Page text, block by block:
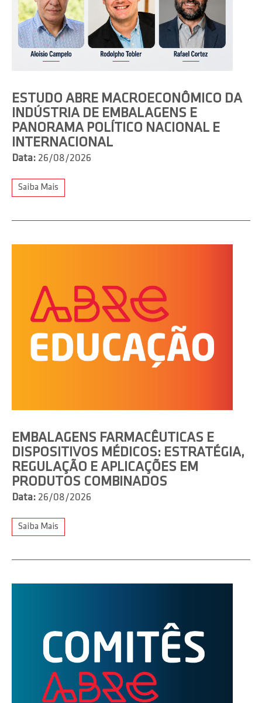
ESTUDO ABRE MACROECONÔMICO DA
INDÚSTRIA DE EMBALAGENS E
PANORAMA POLÍTICO NACIONAL E
INTERNACIONAL
Data: 26/08/2026
Saiba Mais
EMBALAGENS FARMACÊUTICAS E
DISPOSITIVOS MÉDICOS: ESTRATÉGIA,
REGULAÇÃO E APLICAÇÕES EM
PRODUTOS COMBINADOS
Data: 26/08/2026
Saiba Mais